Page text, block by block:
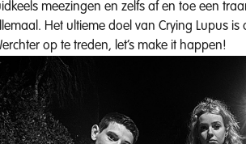
meezingen en zelfs af en toe een
Het ultieme doel van Crying Lupus
op te treden, let’s make it happen!